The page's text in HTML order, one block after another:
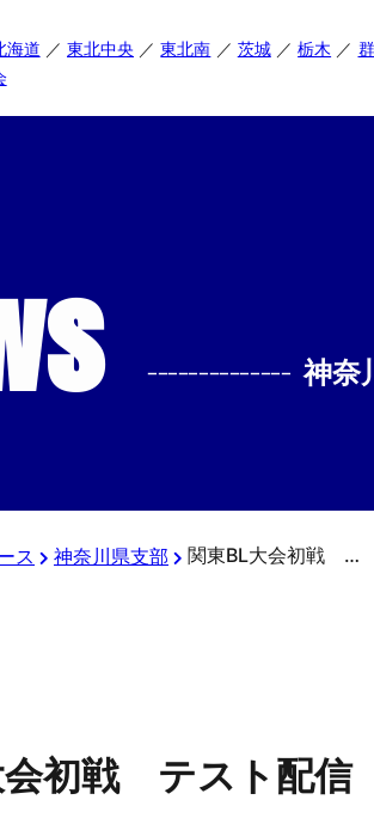
海道 東北中央 東北南 茨城 栃木
-------------- 神奈
ス 神奈川県支部 関東BL大会初戦 テスト配信
会初戦 テスト配信